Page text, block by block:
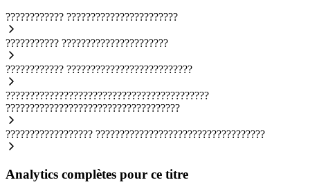
???????????? ???????????????????????
??????????? ??????????????????????
???????????? ??????????????????????????
??????????????????????????????????????????
????????????????????????????????????
?????????????????? ???????????????????????????????????
Analytics complètes pour ce titre